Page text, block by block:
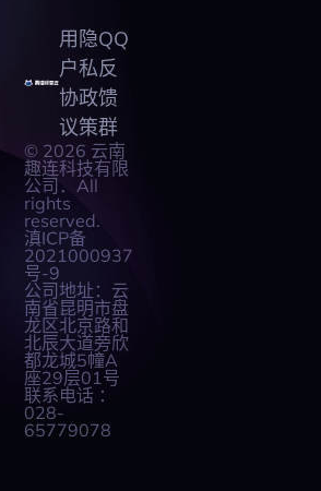
用
户
协
议
隐
私
政
策
QQ
反
馈
群
© 2026 云南
趣连科技有限
公司．All
rights
reserved.
滇ICP备
2021000937
号-9
公司地址： 云
南省昆明市盘
龙区北京路和
北辰大道旁欣
都龙城5幢A
座29层01号
联系电话 ：
028-
65779078